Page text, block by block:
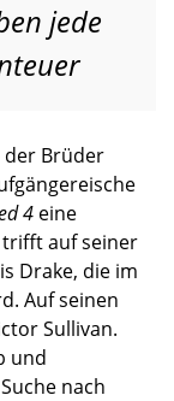
jede
der Brüder
4 eine
trifft auf seiner
Drake, die im
Auf seinen
Sullivan.
und
nach